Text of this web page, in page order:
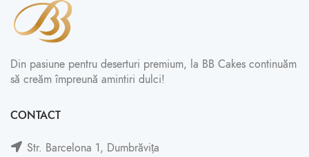
Din pasiune pentru deserturi premium, la BB Cakes continuăm
să creăm împreună amintiri dulci!
CONTACT
Str. Barcelona 1, Dumbrăvița